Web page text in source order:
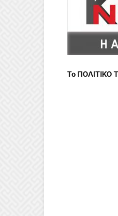
Το ΠΟΛΙΤΙΚΟ